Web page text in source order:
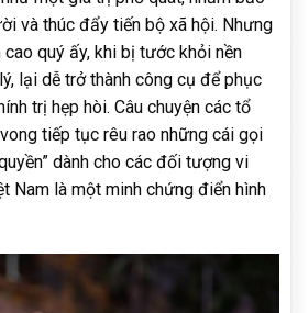
và thúc đẩy tiến bộ xã hội. Nhưng
quý ấy, khi bị tước khỏi nền
lại dễ trở thành công cụ để phục
trị hẹp hòi. Câu chuyện các tổ
tiếp tục rêu rao những cái gọi
dành cho các đối tượng vi
Nam là một minh chứng điển hình